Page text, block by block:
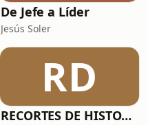
De Jefe a Líder
Jesús Soler
RD
RECORTES DE HISTORIA Y CIENCIA